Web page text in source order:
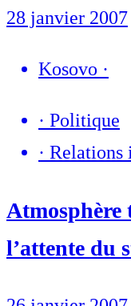
28 janvier 2007
Kosovo ·
· Politique
· Relations
Atmosphère
l’attente du